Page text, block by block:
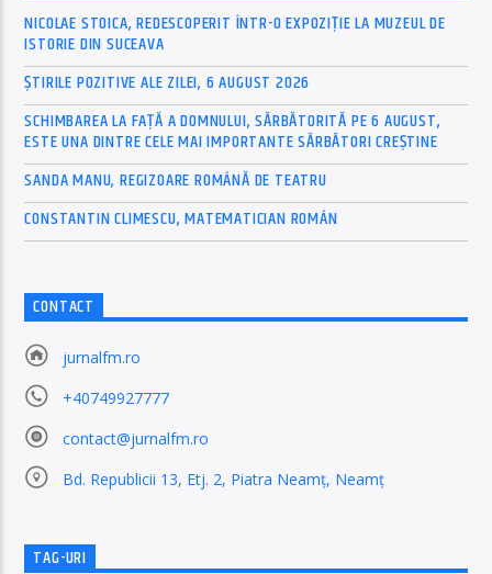
NICOLAE STOICA, REDESCOPERIT ÎNTR-O EXPOZIȚIE LA MUZEUL DE
ISTORIE DIN SUCEAVA
ȘTIRILE POZITIVE ALE ZILEI, 6 AUGUST 2026
SCHIMBAREA LA FAȚĂ A DOMNULUI, SĂRBĂTORITĂ PE 6 AUGUST,
ESTE UNA DINTRE CELE MAI IMPORTANTE SĂRBĂTORI CREȘTINE
SANDA MANU, REGIZOARE ROMÂNĂ DE TEATRU
CONSTANTIN CLIMESCU, MATEMATICIAN ROMÂN
CONTACT
jurnalfm.ro
+40749927777
contact@jurnalfm.ro
Bd. Republicii 13, Etj. 2, Piatra Neamț, Neamț
TAG-URI